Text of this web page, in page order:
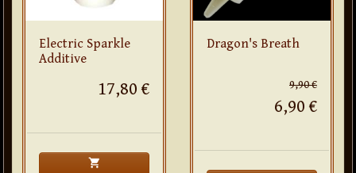
Electric Sparkle
Additive
17,80 €
shopping_cart
Dragon's Breath
9,90 €
6,90 €